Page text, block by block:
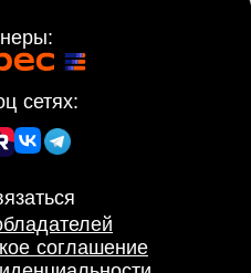
сетях:
соглашение